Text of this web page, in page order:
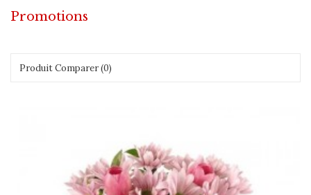
Promotions
Produit Comparer (0)